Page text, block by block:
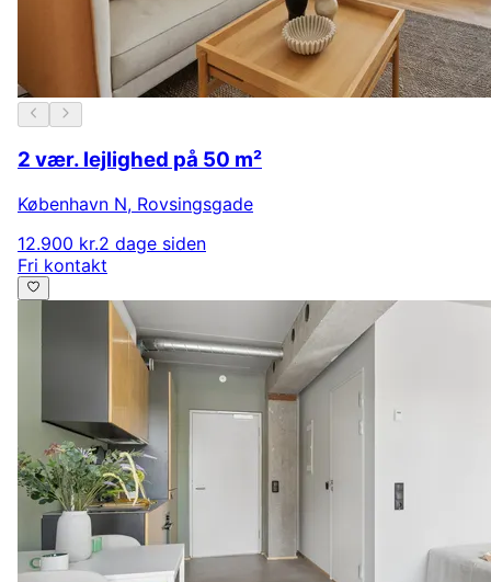
2 vær. lejlighed på 50 m²
København N, Rovsingsgade
12.900 kr.2 dage siden
Fri kontakt